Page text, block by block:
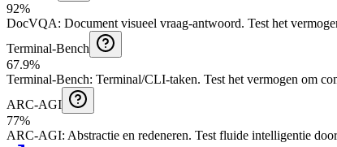
92%
DocVQA: Document visueel vraag-antwoord. Test het
Terminal-Bench
67.9%
Terminal-Bench: Terminal/CLI-taken. Test het vermogen om
ARC-AGI
77%
ARC-AGI: Abstractie en redeneren. Test fluide intelligentie